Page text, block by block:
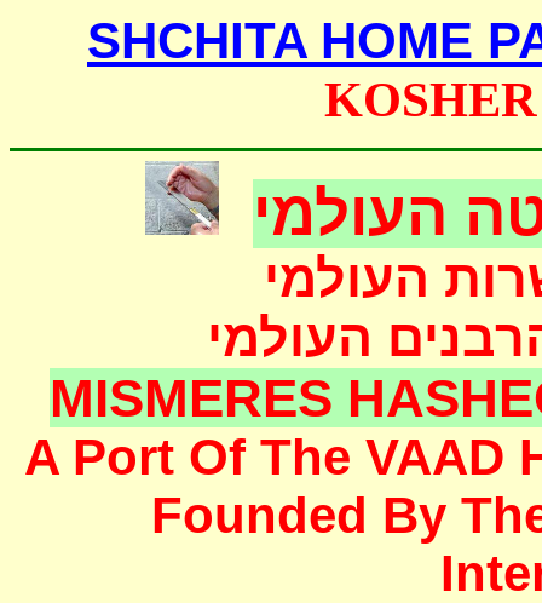
SHCHITA HOME
העולמי
העולמי
העולמי
MISMERES
A Port Of The VAAD
Founded By